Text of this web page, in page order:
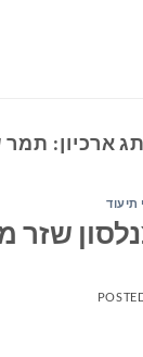
תג ארכיון: תמר
תיעוד